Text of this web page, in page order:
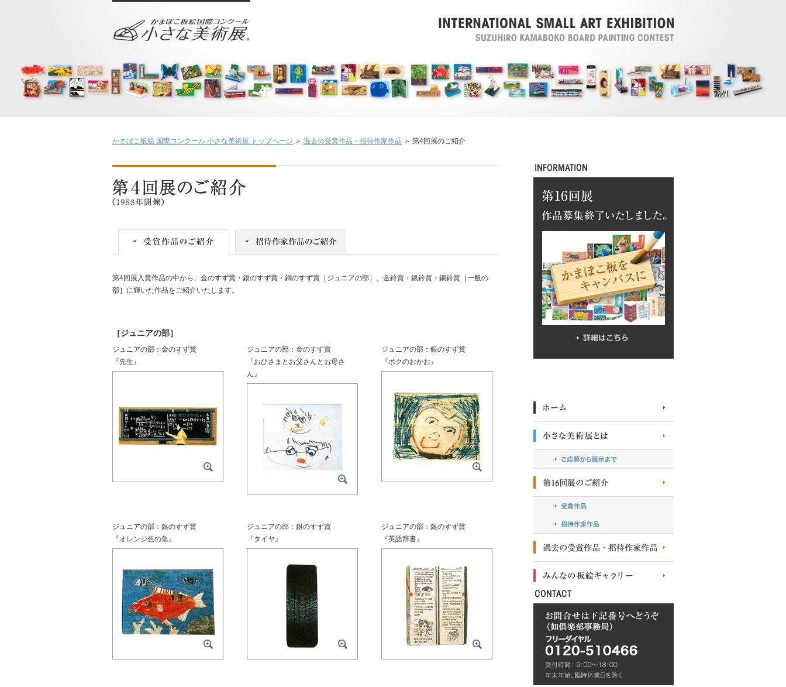
かまぼこ板絵 国際コンクール 小さな美術展 トップページ ＞ 過去の受賞作品・招待作家作品 ＞ 第4回展のご紹介
第4回展入賞作品の中から、金のすず賞・銀のすず賞・銅のすず賞［ジュニアの部］、金鈴賞・銀鈴賞・銅鈴賞［一般の
部］に輝いた作品をご紹介いたします。
［ジュニアの部］
ジュニアの部：金のすず賞
『先生』
ジュニアの部：金のすず賞
『おひさまとお父さんとお母さ
ん』
ジュニアの部：銀のすず賞
『ボクのおかお』
ジュニアの部：銀のすず賞
『オレンジ色の魚』
ジュニアの部：銀のすず賞
『タイヤ』
ジュニアの部：銀のすず賞
『英語辞書』